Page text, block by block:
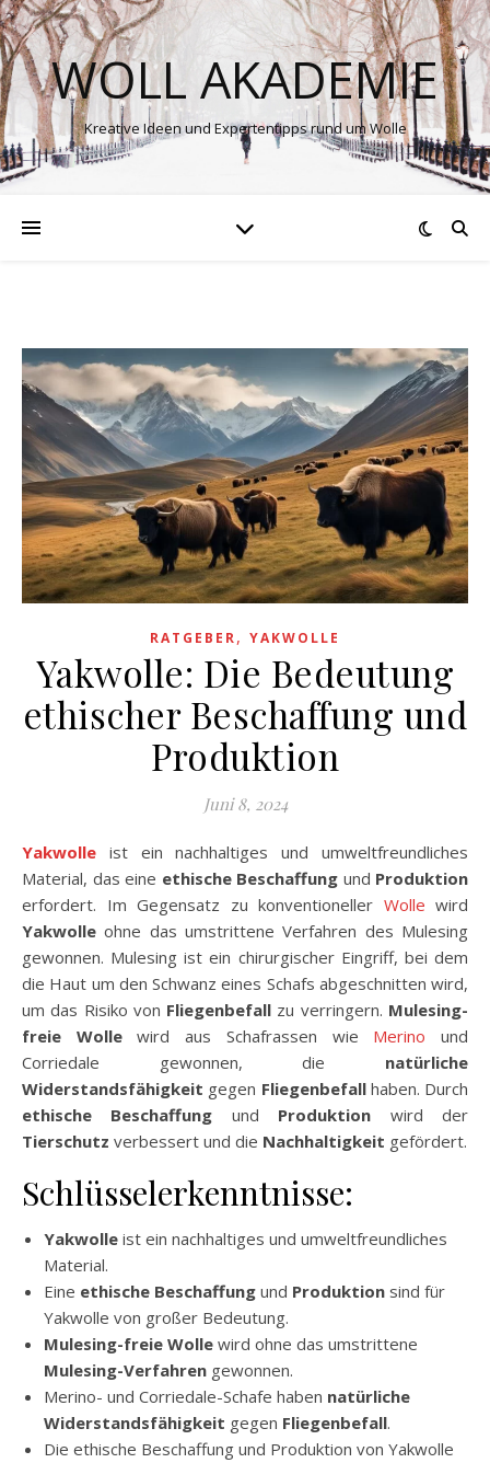
WOLL AKADEMIE
Kreative Ideen und Expertentipps rund um Wolle
RATGEBER, YAKWOLLE
Yakwolle: Die Bedeutung
ethischer Beschaffung und
Produktion
Juni 8, 2024
Yakwolle ist ein nachhaltiges und umweltfreundliches
Material, das eine ethische Beschaffung und Produktion
erfordert. Im Gegensatz zu konventioneller Wolle wird
Yakwolle ohne das umstrittene Verfahren des Mulesing
gewonnen. Mulesing ist ein chirurgischer Eingriff, bei dem
die Haut um den Schwanz eines Schafs abgeschnitten wird,
um das Risiko von Fliegenbefall zu verringern. Mulesing-
freie Wollewird aus Schafrassen wie Merino und
Corriedale gewonnen, die natürliche
Widerstandsfähigkeit gegen Fliegenbefallhaben. Durch
ethische Beschaffung und Produktion wird der
Tierschutz verbessert und die Nachhaltigkeit gefördert.
Schlüsselerkenntnisse:
Yakwolle ist ein nachhaltiges und umweltfreundliches
Material.
Eine ethische Beschaffung und Produktion sind für
Yakwolle von großer Bedeutung.
Mulesing-freie Wolle wird ohne das umstrittene
Mulesing-Verfahren gewonnen.
Merino- und Corriedale-Schafe haben natürliche
Widerstandsfähigkeit gegen Fliegenbefall.
Die ethische Beschaffung und Produktion von Yakwolle